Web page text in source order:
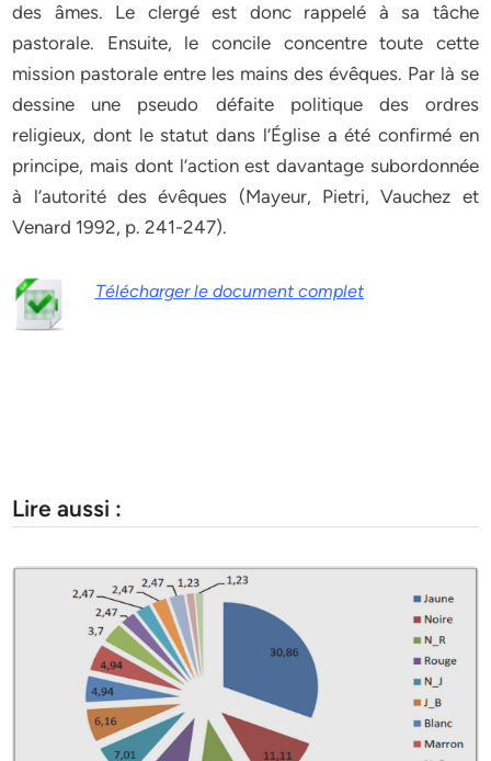
des âmes. Le clergé est donc rappelé à sa tâche
pastorale. Ensuite, le concile concentre toute cette
mission pastorale entre les mains des évêques. Par là se
dessine une pseudo défaite politique des ordres
religieux, dont le statut dans l’Église a été confirmé en
principe, mais dont l’action est davantage subordonnée
à l’autorité des évêques (Mayeur, Pietri, Vauchez et
Venard 1992, p. 241-247).
Télécharger le document complet
Lire aussi :